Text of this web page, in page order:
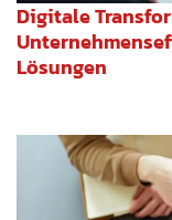
Digitale
Lösungen